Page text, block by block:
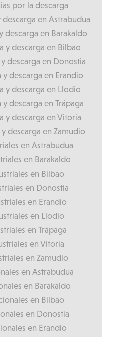
por la descarga
en Astrabudua
descarga en Barakaldo
y descarga en Bilbao
descarga en Donostia
y descarga en Erandio
y descarga en Llodio
descarga en Trápaga
y descarga en Vitoria
descarga en Zamudio
en Astrabudua
en Barakaldo
en Bilbao
en Donostia
en Erandio
en Llodio
en Trápaga
en Vitoria
en Zamudio
en Astrabudua
en Barakaldo
en Bilbao
en Donostia
en Erandio